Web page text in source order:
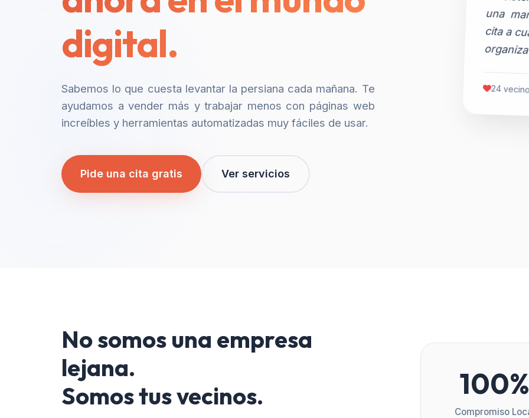
digital.
Sabemos lo que cuesta levantar la persiana cada mañana. Te
ayudamos a vender más y trabajar menos con páginas web
increíbles y herramientas automatizadas muy fáciles de usar.
Pide una cita gratis Ver servicios
24
No somos una empresa
lejana.
Somos tus vecinos.
100%
Compromiso